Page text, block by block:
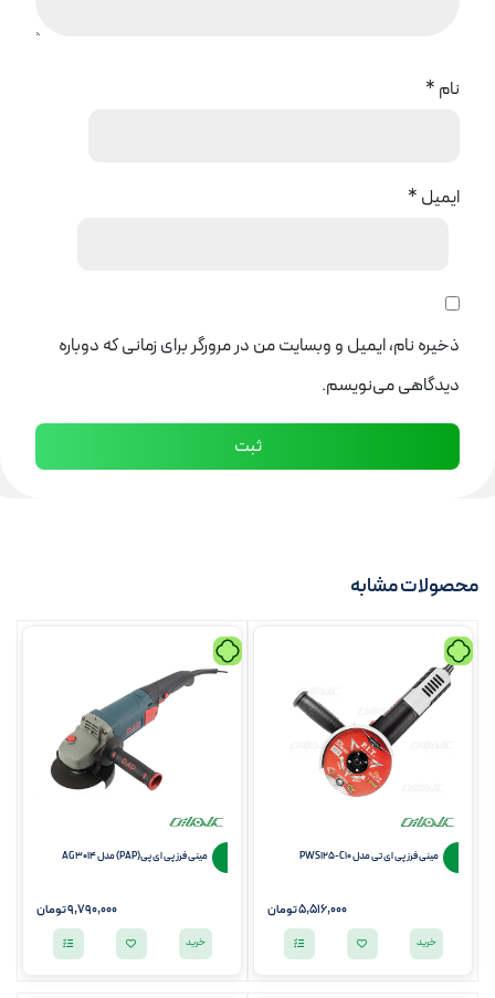
نام *
ایمیل *
ذخیره نام، ایمیل و وبسایت من در مرورگر برای زمانی که دوباره
دیدگاهی می‌نویسم.
محصولات مشابه
مینی فرز پی ای تی مدل PWS125-C10
5,516,000تومان
خرید
مینی فرز پی ای پی(PAP) مدل AG 3014
9,790,000تومان
خرید